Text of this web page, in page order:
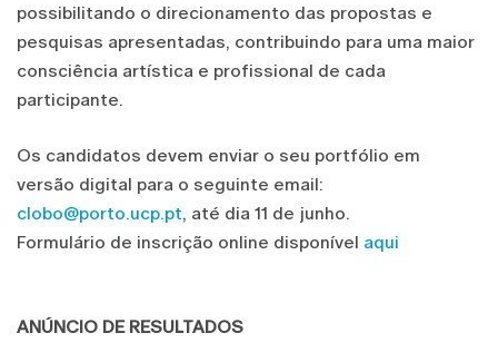
possibilitando o direcionamento das propostas e
pesquisas apresentadas, contribuindo para uma maior
consciência artística e profissional de cada
participante.
Os candidatos devem enviar o seu portfólio em
versão digital para o seguinte email:
clobo@porto.ucp.pt, até dia 11 de junho.
Formulário de inscrição online disponível aqui
ANÚNCIO DE RESULTADOS